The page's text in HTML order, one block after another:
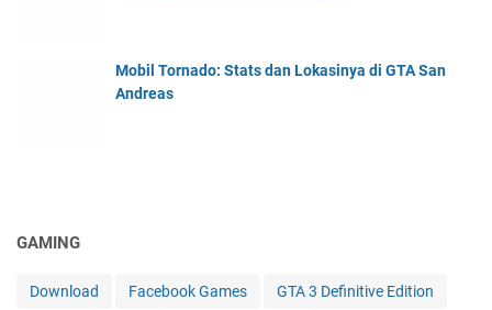
Mobil Tornado: Stats dan Lokasinya di GTA San
Andreas
GAMING
Download Facebook Games GTA 3 Definitive Edition